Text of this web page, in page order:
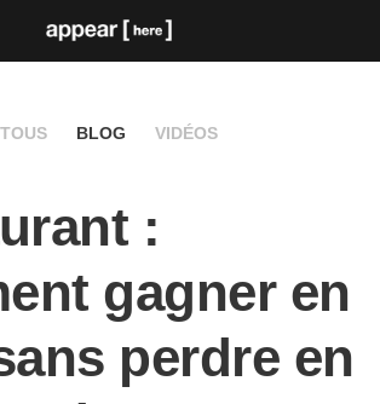
TOUS BLOG VIDÉOS
:
gagner en
perdre en